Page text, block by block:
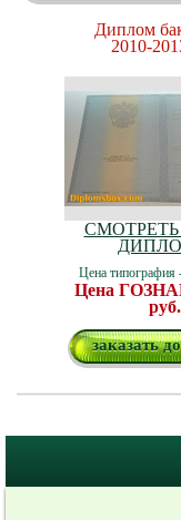
Диплом
2010-
Цена типография
Цена
руб.
заказать